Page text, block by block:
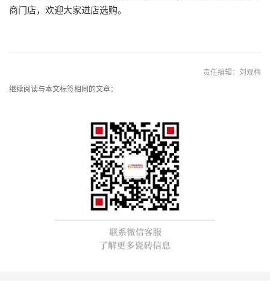
商门店，欢迎大家进店选购。
责任编辑：刘观梅
继续阅读与本文标签相同的文章：